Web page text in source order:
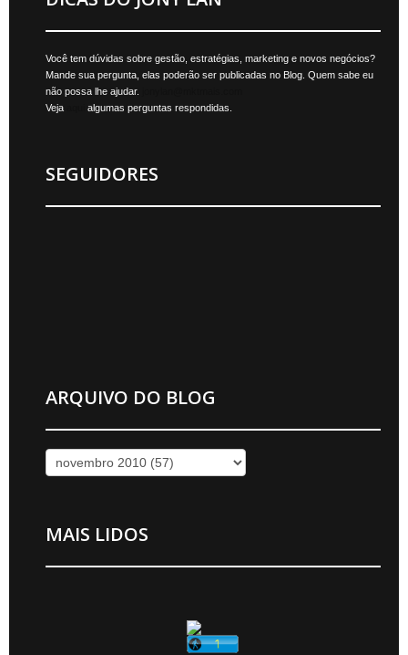
Você tem dúvidas sobre gestão, estratégias, marketing e novos negócios?
Mande sua pergunta, elas poderão ser publicadas no Blog. Quem sabe eu
não possa lhe ajudar.
Veja
algumas perguntas respondidas.
SEGUIDORES
ARQUIVO DO BLOG
MAIS LIDOS